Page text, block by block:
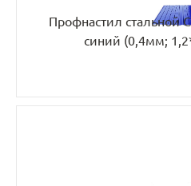
Профнастил стальной
синий (0,4мм;